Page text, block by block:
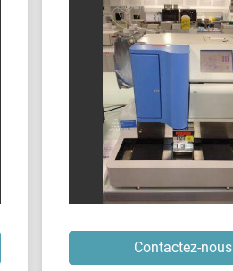
Contactez-nous